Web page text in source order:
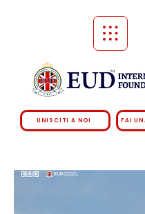
FAI
UNISCITI A NOI